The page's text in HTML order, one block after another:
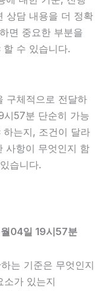
상담 내용을 더 정확
면 중요한 부분을
수 있습니다.
구체적으로 전달하
57분 단순히 가능
는지, 조건이 달라
사항이 무엇인지 함
습니다.
04일 19시57분
는 기준은 무엇인지
소가 있는지